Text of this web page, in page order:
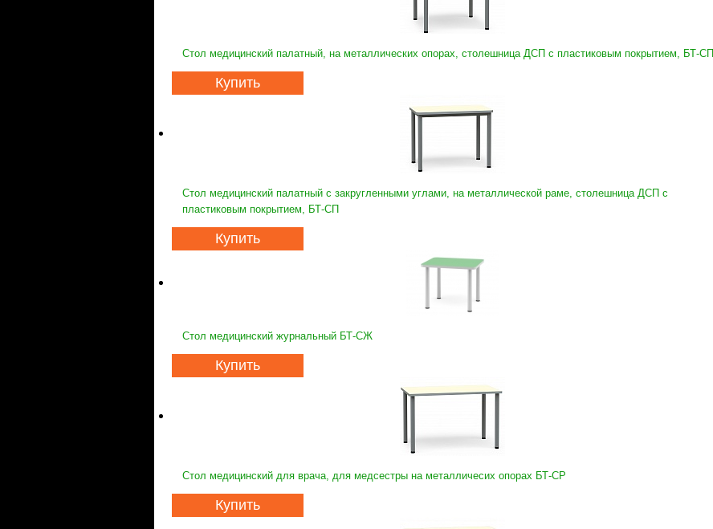
Стол медицинский палатный, на металлических опорах, столешница ДСП с пластиковым покрытием, БТ-СП
Купить
Стол медицинский палатный с закругленными углами, на металлической раме, столешница ДСП с
пластиковым покрытием, БТ-СП
Купить
Стол медицинский журнальный БТ-СЖ
Купить
Стол медицинский для врача, для медсестры на металличесих опорах БТ-СР
Купить